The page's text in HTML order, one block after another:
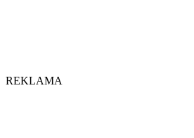
REKLAMA